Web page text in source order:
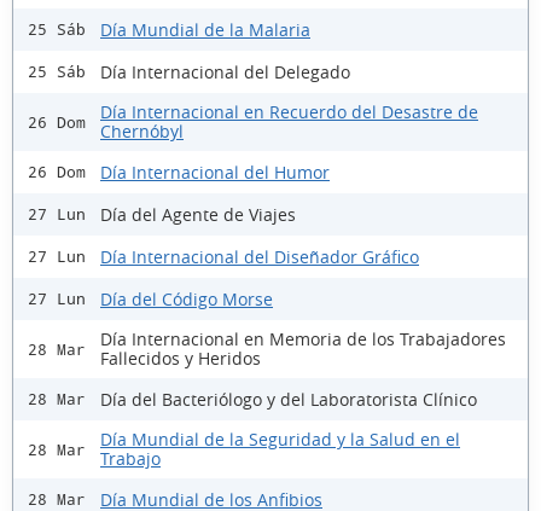
25 Sáb Día Mundial de la Malaria
25 Sáb Día Internacional del Delegado
26 Dom
Día Internacional en Recuerdo del Desastre de
Chernóbyl
26 Dom Día Internacional del Humor
27 Lun Día del Agente de Viajes
27 Lun Día Internacional del Diseñador Gráfico
27 Lun Día del Código Morse
28 Mar
Día Internacional en Memoria de los Trabajadores
Fallecidos y Heridos
28 Mar Día del Bacteriólogo y del Laboratorista Clínico
28 Mar
Día Mundial de la Seguridad y la Salud en el
Trabajo
28 Mar Día Mundial de los Anfibios